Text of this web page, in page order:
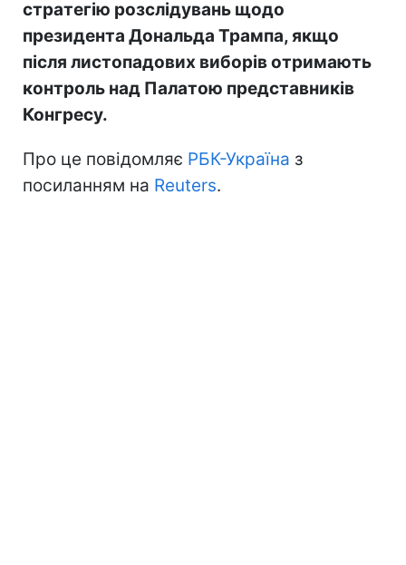
стратегію розслідувань щодо
президента Дональда Трампа, якщо
після листопадових виборів отримають
контроль над Палатою представників
Конгресу.
Про це повідомляє РБК-Україна з
посиланням на Reuters.